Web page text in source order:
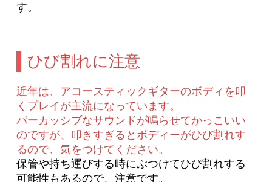
す。
ひび割れに注意
近年は、アコースティックギターのボディを叩
くプレイが主流になっています。
パーカッシブなサウンドが鳴らせてかっこいい
のですが、叩きすぎるとボディーがひび割れす
るので、気をつけてください。
保管や持ち運びする時にぶつけてひび割れする
可能性もあるので、注意です。